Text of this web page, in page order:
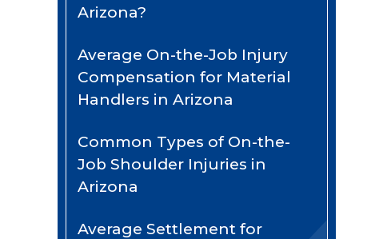
Arizona?
Average On-the-Job Injury
Compensation for Material
Handlers in Arizona
Common Types of On-the-
Job Shoulder Injuries in
Arizona
Average Settlement for